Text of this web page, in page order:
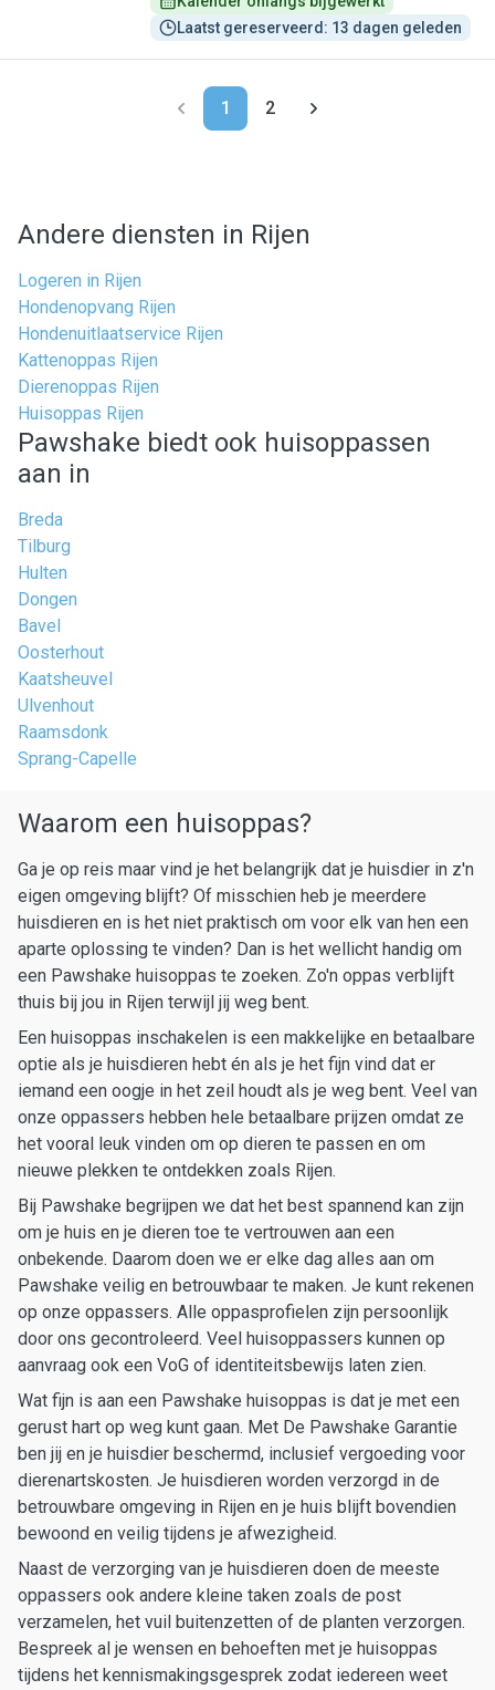
Laatst gereserveerd: 13 dagen geleden
1 2
Andere diensten in Rijen
Logeren in Rijen
Hondenopvang Rijen
Hondenuitlaatservice Rijen
Kattenoppas Rijen
Dierenoppas Rijen
Huisoppas Rijen
Pawshake biedt ook huisoppassen
aan in
Breda
Tilburg
Hulten
Dongen
Bavel
Oosterhout
Kaatsheuvel
Ulvenhout
Raamsdonk
Sprang-Capelle
Waarom een huisoppas?
Ga je op reis maar vind je het belangrijk dat je huisdier in z'n
eigen omgeving blijft? Of misschien heb je meerdere
huisdieren en is het niet praktisch om voor elk van hen een
aparte oplossing te vinden? Dan is het wellicht handig om
een Pawshake huisoppas te zoeken. Zo'n oppas verblijft
thuis bij jou in Rijen terwijl jij weg bent.
Een huisoppas inschakelen is een makkelijke en betaalbare
optie als je huisdieren hebt én als je het fijn vind dat er
iemand een oogje in het zeil houdt als je weg bent. Veel van
onze oppassers hebben hele betaalbare prijzen omdat ze
het vooral leuk vinden om op dieren te passen en om
nieuwe plekken te ontdekken zoals Rijen.
Bij Pawshake begrijpen we dat het best spannend kan zijn
om je huis en je dieren toe te vertrouwen aan een
onbekende. Daarom doen we er elke dag alles aan om
Pawshake veilig en betrouwbaar te maken. Je kunt rekenen
op onze oppassers. Alle oppasprofielen zijn persoonlijk
door ons gecontroleerd. Veel huisoppassers kunnen op
aanvraag ook een VoG of identiteitsbewijs laten zien.
Wat fijn is aan een Pawshake huisoppas is dat je met een
gerust hart op weg kunt gaan. Met De Pawshake Garantie
ben jij en je huisdier beschermd, inclusief vergoeding voor
dierenartskosten. Je huisdieren worden verzorgd in de
betrouwbare omgeving in Rijen en je huis blijft bovendien
bewoond en veilig tijdens je afwezigheid.
Naast de verzorging van je huisdieren doen de meeste
oppassers ook andere kleine taken zoals de post
verzamelen, het vuil buitenzetten of de planten verzorgen.
Bespreek al je wensen en behoeften met je huisoppas
tijdens het kennismakingsgesprek zodat iedereen weet